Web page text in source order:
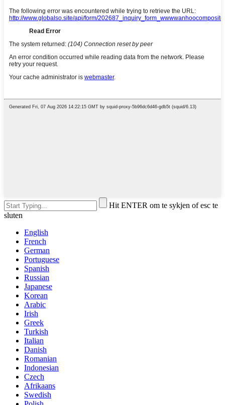
Hit ENTER om te sykjen of esc te
sluten
English
French
German
Portuguese
Spanish
Russian
Japanese
Korean
Arabic
Irish
Greek
Turkish
Italian
Danish
Romanian
Indonesian
Czech
Afrikaans
Swedish